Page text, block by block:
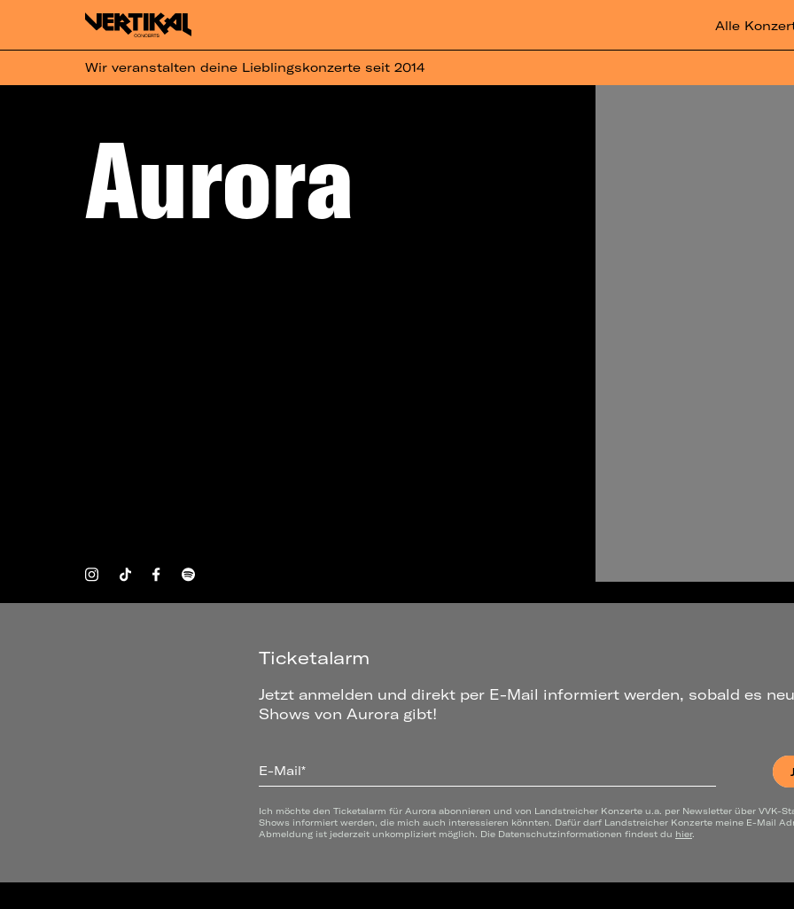
Alle
Wir veranstalten deine Lieblingskonzerte seit 2014
Aurora
Ticketalarm
Jetzt anmelden und direkt per E-Mail informiert werden, sobald es
Shows von Aurora gibt!
E-Mail*
Ich möchte den Ticketalarm für Aurora abonnieren und von Landstreicher Konzerte u.a. per Newsletter über VVK-
Shows informiert werden, die mich auch interessieren könnten. Dafür darf Landstreicher Konzerte meine E-Mail
Abmeldung ist jederzeit unkompliziert möglich. Die Datenschutzinformationen findest du hier.